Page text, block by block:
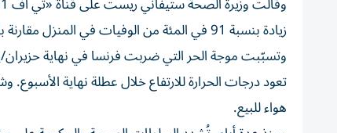
زيادة بنسبة 91 في المئة من الوفيات في المنزل مقارنة بالأسبوع السابق».
وتسبّبت موجة الحر التي ضربت فرنسا في نهاية
هواء للبيع.